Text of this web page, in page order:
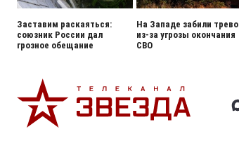
Заставим раскаяться:
союзник России дал
грозное обещание
На Западе забили
из-за угрозы окончания
СВО